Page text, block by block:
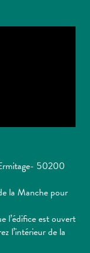
50200
la Manche pour
l’édifice est ouvert
l’intérieur de la